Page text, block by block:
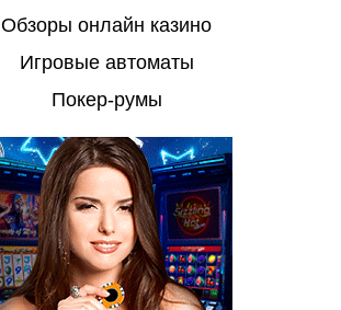
Обзоры онлайн казино
Игровые автоматы
Покер-румы